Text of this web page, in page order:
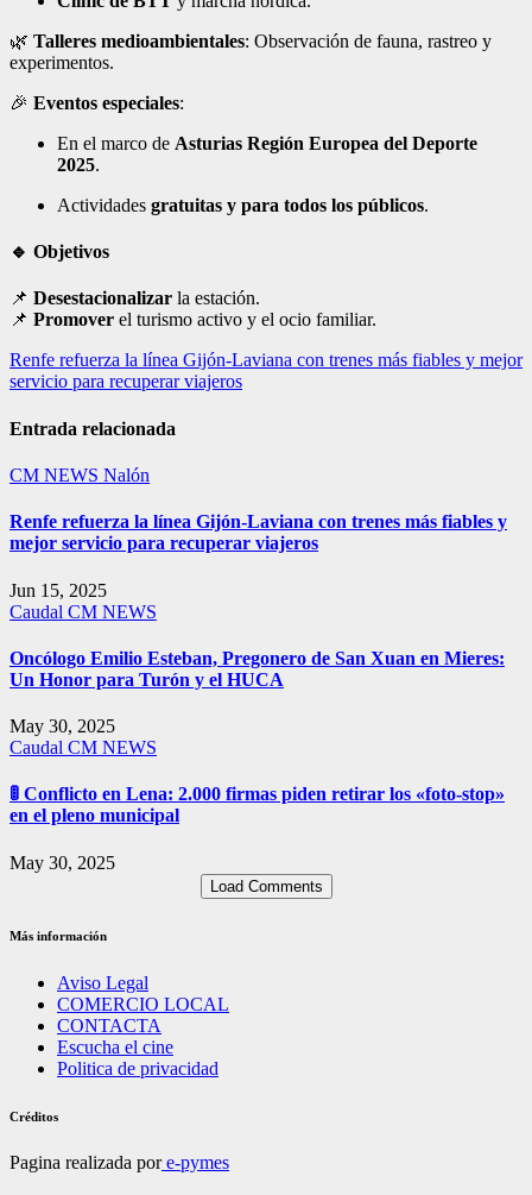
🌿 Talleres medioambientales: Observación de fauna, rastreo y
experimentos.
🎉 Eventos especiales:
En el marco de Asturias Región Europea del Deporte
2025.
Actividades gratuitas y para todos los públicos.
🔹 Objetivos
📌 Desestacionalizar la estación.
📌 Promover el turismo activo y el ocio familiar.
Navegación
de
entradas
Renfe refuerza la línea Gijón-Laviana con trenes más fiables y mejor
servicio para recuperar viajeros
Entrada relacionada
CM NEWS Nalón
Renfe refuerza la línea Gijón-Laviana con trenes más fiables y
mejor servicio para recuperar viajeros
Jun 15, 2025
Caudal CM NEWS
Oncólogo Emilio Esteban, Pregonero de San Xuan en Mieres:
Un Honor para Turón y el HUCA
May 30, 2025
Caudal CM NEWS
🚦 Conflicto en Lena: 2.000 firmas piden retirar los «foto-stop»
en el pleno municipal
May 30, 2025
Load Comments
Más información
Aviso Legal
COMERCIO LOCAL
CONTACTA
Escucha el cine
Politica de privacidad
Créditos
Pagina realizada pore-pymes